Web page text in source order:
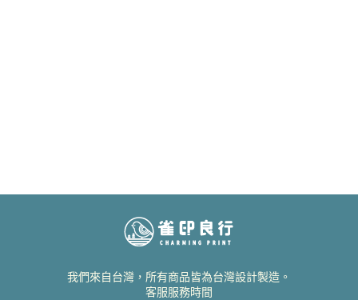
我們來自台灣，所有商品皆為台灣設計製造。
客服服務時間